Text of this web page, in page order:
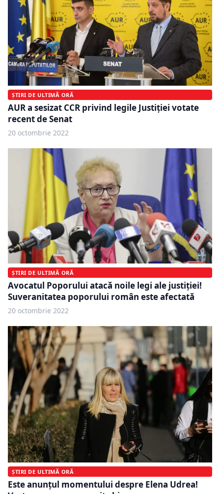
ȘTIRI DE ULTIMĂ ORĂ
AUR a sesizat CCR privind legile Justiției votate
recent de Senat
20 octombrie 2022
ȘTIRI DE ULTIMĂ ORĂ
Avocatul Poporului atacă noile legi ale justiției!
Suveranitatea poporului român este afectată
20 octombrie 2022
ȘTIRI DE ULTIMĂ ORĂ
Este anunțul momentului despre Elena Udrea!